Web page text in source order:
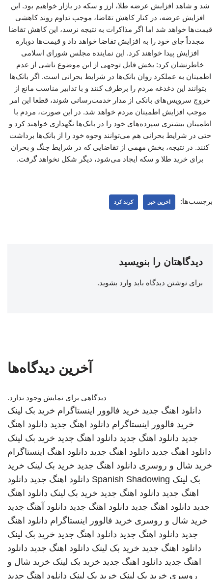
شد و شاهد افزایش عرضه طلا، ارز و سکه در بازار خواهیم بود. این
افزایش عرضه، در کنار کاهش تقاضا، موجب تداوم روند کاهشی
قیمت‌ها خواهد شد اما اگر مذاکرات به نتیجه نرسد، این کاهش تقاضا
مجدداً جای خود را به افزایش تقاضا خواهد داد و قیمت‌ها دوباره
افزایش پیدا خواهند کرد. این نماینده مجلس شورای اسلامی
خاطرنشان کرد: بخش قابل توجهی از این موضوع ناشی از عدم
اطمینان به عملکرد روان بانک‌ها در شرایط بحرانی است. اگر بانک‌ها
بتوانند این دغدغه مردم را برطرف کنند و با تدابیر مناسب مانع از
خروج سرویس‌های بانکی از مدار خدمت‌رسانی شوند، قطعا این امر
موجب افزایش اطمینان مردم خواهد شد. در این صورت، مردم با
اطمینان بیشتری سپرده‌های خود را در بانک‌ها نگهداری خواهند کرد و
حتی در شرایط بحرانی هم می‌توانند وجوه خود را از بانک‌ها برداشت
کنند. در نتیجه، بخش مهمی از تقاضایی که در شرایط جنگ و بحران
برای خرید طلا و سکه ایجاد می‌شود، دیگر شکل نخواهد گرفت.
برچسب‌ها: اخرین خبر کرند کرد
دیدگاهتان را بنویسید
برای نوشتن دیدگاه باید وارد بشوید.
آخرین دیدگاه‌ها
دیدگاهی برای نمایش وجود ندارد.
دانلود اهنگ جدید خرید فالوور اینستاگرام خرید بک لینک
خرید فالوور اینستاگرام دانلود اهنگ جدید دانلود اهنگ
جدید دانلود اهنگ جدید دانلود اهنگ جدید خرید بک لینک
دانلود اهنگ جدید دانلود اهنگ جدید دانلود اهنگ اینستاگرام
خرید شال و روسری دانلود اهنگ جدید خرید بک لینک خرید
بک لینک Spanish Shadowing دانلود اهنگ جدید دانلود
اهنگ جدید دانلود اهنگ جدید خرید بک لینک دانلود اهنگ
جدید دانلود اهنگ جدید دانلود اهنگ جدید دانلود آهنگ جدید
خرید شال و روسری خرید فالوور اینستاگرام دانلود اهنگ
جدید دانلود اهنگ جدید دانلود اهنگ جدید خرید بک لینک
دانلود اهنگ جدید خرید بک لینک دانلود اهنگ جدید دانلود
اهنگ جدید دانلود اهنگ جدید خرید بک لینک خرید شال و
روسری خرید بک لینک خرید بک لینک دانلود اهنگ جدید